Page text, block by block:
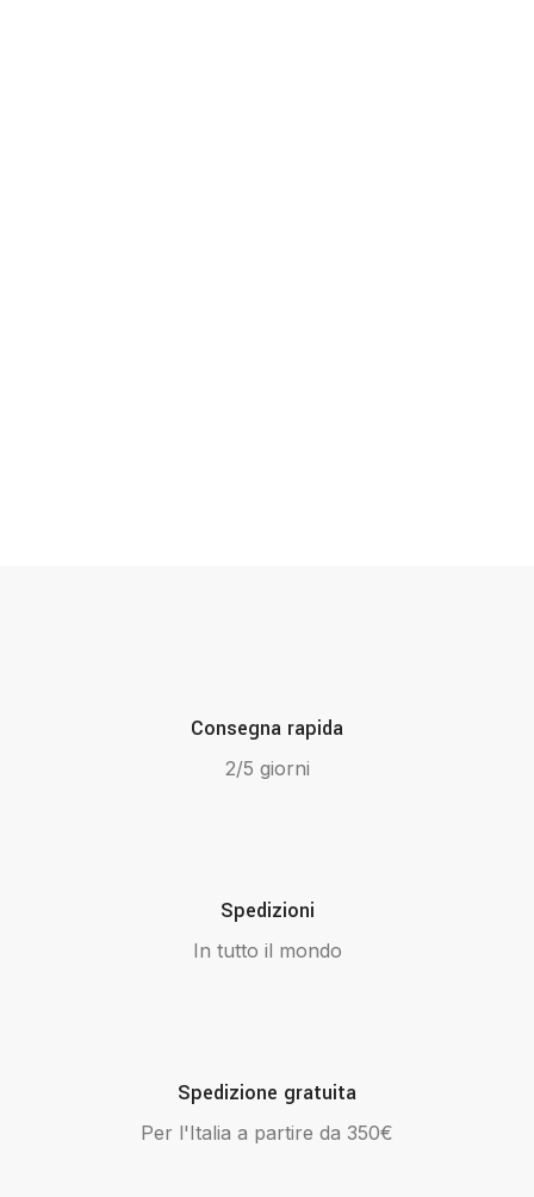
Consegna rapida
2/5 giorni
Spedizioni
In tutto il mondo
Spedizione gratuita
Per l'Italia a partire da 350€